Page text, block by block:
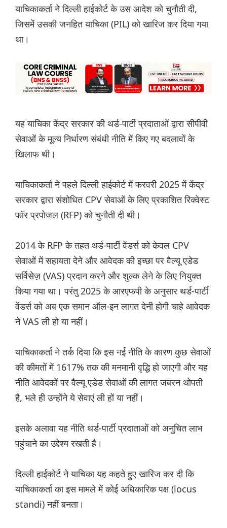
याचिकाकर्ता ने दिल्ली हाईकोर्ट के उस आदेश को चुनौती दी,
जिसमें उसकी जनहित याचिका (PIL) को खारिज कर दिया गया
था।
यह याचिका केंद्र सरकार की थर्ड-पार्टी प्रदाताओं द्वारा सीपीवी
सेवाओं के मूल्य निर्धारण संबंधी नीति में किए गए बदलावों के
खिलाफ थी।
याचिकाकर्ता ने पहले दिल्ली हाईकोर्ट में फरवरी 2025 में केंद्र
सरकार द्वारा संशोधित CPV सेवाओं के लिए प्रकाशित रिक्वेस्ट
फॉर प्रपोजल (RFP) को चुनौती दी थी।
2014 के RFP के तहत थर्ड-पार्टी वेंडर्स को केवल CPV
सेवाओं में सहायता देने और आवेदक की इच्छा पर वैल्यू एडेड
सर्विसेज़ (VAS) प्रदान करने और शुल्क लेने के लिए नियुक्त
किया गया था। परंतु 2025 के आरएफपी के अनुसार थर्ड-पार्टी
वेंडर्स को अब एक समान ऑल-इन लागत देनी होगी चाहे आवेदक
ने VAS ली हो या नहीं।
याचिकाकर्ता ने तर्क दिया कि इस नई नीति के कारण कुछ सेवाओं
की कीमतों में 1617% तक की मनमानी वृद्धि हो जाएगी और यह
नीति आवेदकों पर वैल्यू एडेड सेवाओं की लागत जबरन थोपती
है, भले ही उन्होंने ये सेवाएं ली हों या नहीं।
इसके अलावा यह नीति थर्ड-पार्टी प्रदाताओं को अनुचित लाभ
पहुंचाने का उद्देश्य रखती है।
दिल्ली हाईकोर्ट ने याचिका यह कहते हुए खारिज कर दी कि
याचिकाकर्ता का इस मामले में कोई अधिकारिक पक्ष (locus
standi) नहीं बनता।